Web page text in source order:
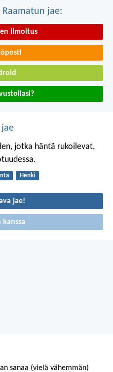
jae:
ilmoitus
jotka häntä rukoilevat,
Henki
jae!
kanssa
sanaa (vielä vähemmän)